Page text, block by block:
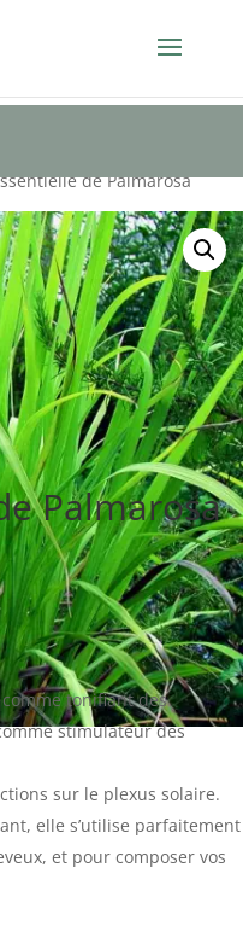
de Palmarosa
Palmarosa
tonifiant des
stimulateur des
sur le plexus solaire.
elle s’utilise parfaitement
et pour composer vos